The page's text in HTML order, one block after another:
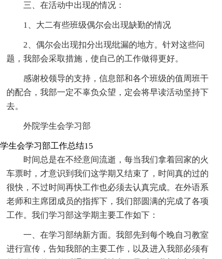
三、在活动中出现的情况：
1、大二有些班级偶尔会出现缺勤的情况
2、偶尔会出现扣分出现纰漏的地方。针对这些问
题，我部会采取措施，使自己的工作做得更好。
感谢校领导的支持，信息部和各个班级的值周班干
的配合，我部一定不辜负众望，定会将早读活动坚持下
去。
外院学生会学习部
学生会学习部工作总结15
时间总是在不经意间流逝，每当我们拿着回家的火
车票时，才意识到我们这学期又结束了，时间真的过的
很快，不过时间再快工作也必须去认真完成。在外语系
老师和主席团成员的指挥下，我们部圆满的完成了各项
工作。我们学习部这学期主要工作如下：
一、在学习部纳新方面。我部先到每个晚自习教室
进行宣传，告知我部的主要工作，以及进入我部必须有